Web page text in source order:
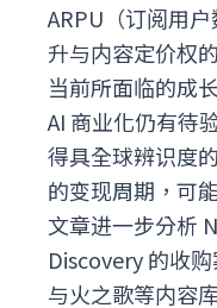
ARPU（订阅用
升与内容定价权
当前所面临的成
AI 商业化仍有待
得具全球辨识度
的变现周期，可
文章进一步分析
Discovery 的收
与火之歌等内容